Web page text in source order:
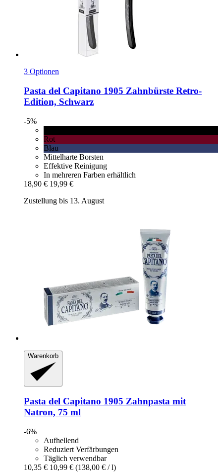
3 Optionen
Pasta del Capitano 1905 Zahnbürste Retro-​
Edition, Schwarz
-5%
Rot
Blau
Mittelharte Borsten
Effektive Reinigung
In mehreren Farben erhältlich
18,90 € 19,99 €
Zustellung bis 13. August
Warenkorb
Pasta del Capitano 1905 Zahnpasta mit
Natron, 75 ml
-6%
Aufhellend
Reduziert Verfärbungen
Täglich verwendbar
10,35 € 10,99 € (138,00 € / l)